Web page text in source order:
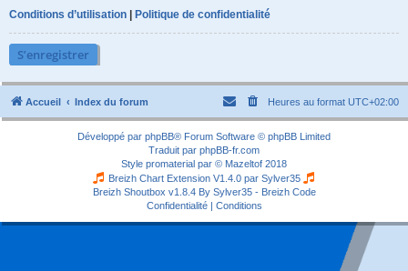
Conditions d’utilisation | Politique de confidentialité
S’enregistrer
Accueil Index du forum Heures au format UTC+02:00
Développé par phpBB® Forum Software © phpBB Limited
Traduit par phpBB-fr.com
Style promaterial par © Mazeltof 2018
Breizh Chart Extension V1.4.0 par Sylver35
Breizh Shoutbox v1.8.4 By Sylver35 - Breizh Code
Confidentialité| Conditions